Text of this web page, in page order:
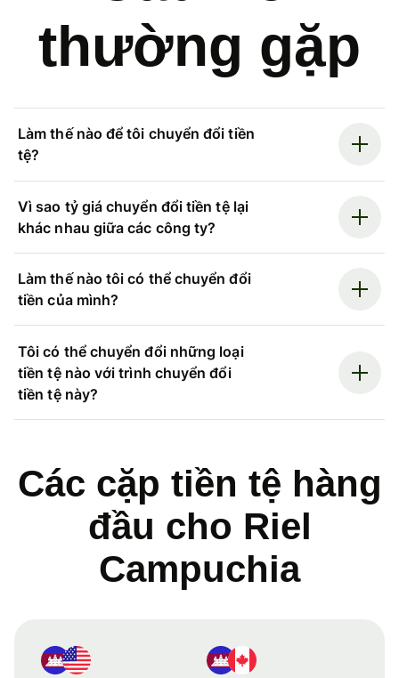
thường gặp
Làm thế nào để tôi chuyển đổi tiền
tệ?
Vì sao tỷ giá chuyển đổi tiền tệ lại
khác nhau giữa các công ty?
Làm thế nào tôi có thể chuyển đổi
tiền của mình?
Tôi có thể chuyển đổi những loại
tiền tệ nào với trình chuyển đổi
tiền tệ này?
Các cặp tiền tệ hàng
đầu cho Riel
Campuchia